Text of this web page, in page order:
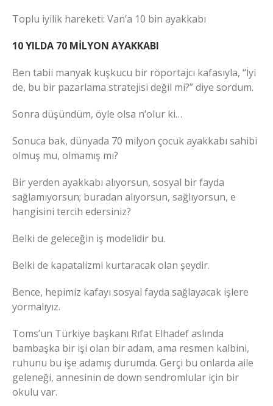
Toplu iyilik hareketi: Van’a 10 bin ayakkabı
10 YILDA 70 MİLYON AYAKKABI
Ben tabii manyak kuşkucu bir röportajcı kafasıyla, “İyi
de, bu bir pazarlama stratejisi değil mi?” diye sordum.
Sonra düşündüm, öyle olsa n’olur ki…
Sonuca bak, dünyada 70 milyon çocuk ayakkabı sahibi
olmuş mu, olmamış mı?
Bir yerden ayakkabı alıyorsun, sosyal bir fayda
sağlamıyorsun; buradan alıyorsun, sağlıyorsun, e
hangisini tercih edersiniz?
Belki de geleceğin iş modelidir bu.
Belki de kapatalizmi kurtaracak olan şeydir.
Bence, hepimiz kafayı sosyal fayda sağlayacak işlere
yormalıyız.
Toms’un Türkiye başkanı Rıfat Elhadef aslında
bambaşka bir işi olan bir adam, ama resmen kalbini,
ruhunu bu işe adamış durumda. Gerçi bu onlarda aile
geleneği, annesinin de down sendromlular için bir
okulu var.